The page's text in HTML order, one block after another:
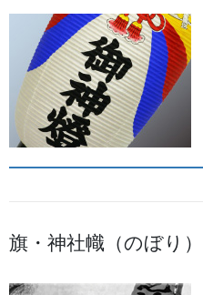
足袋,腹掛・股引、手拭
お知らせ
2026年8月
2026年7月
旗・神社幟（のぼり）